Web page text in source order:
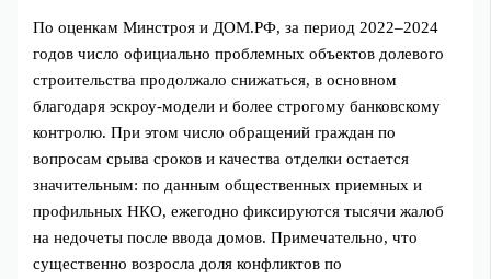
По оценкам Минстроя и ДОМ.РФ, за период 2022–2024
годов число официально проблемных объектов долевого
строительства продолжало снижаться, в основном
благодаря эскроу‑модели и более строгому банковскому
контролю. При этом число обращений граждан по
вопросам срыва сроков и качества отделки остается
значительным: по данным общественных приемных и
профильных НКО, ежегодно фиксируются тысячи жалоб
на недочеты после ввода домов. Примечательно, что
существенно возросла доля конфликтов по